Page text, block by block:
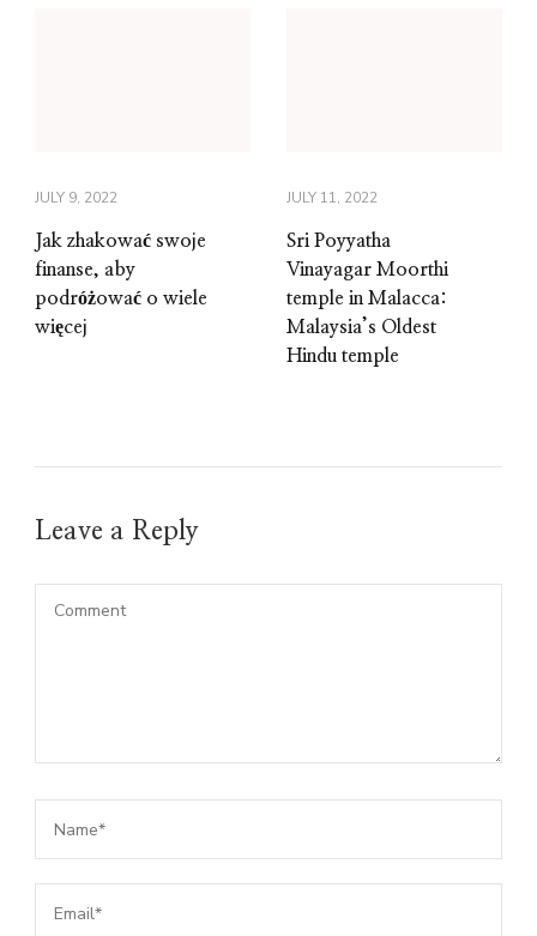
JULY 9, 2022
Jak zhakować swoje
finanse, aby
podróżować o wiele
więcej
JULY 11, 2022
Sri Poyyatha
Vinayagar Moorthi
temple in Malacca:
Malaysia’s Oldest
Hindu temple
Leave a Reply